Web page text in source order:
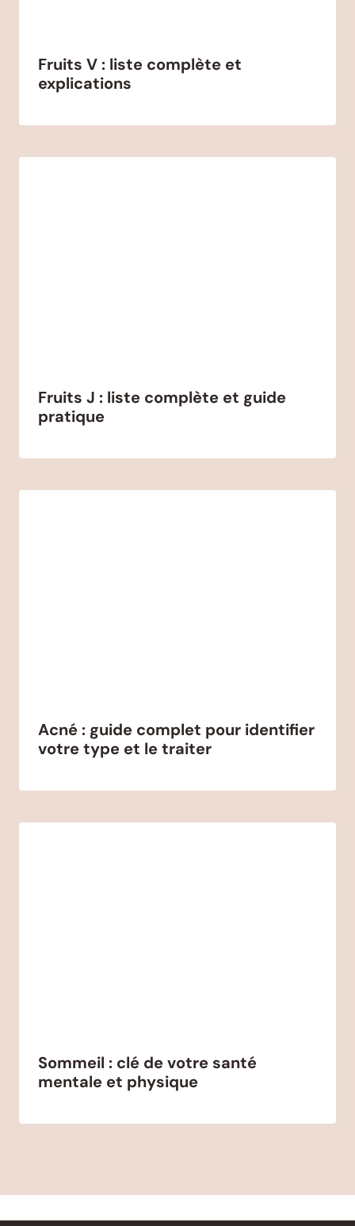
Fruits V : liste complète et
explications
Fruits J : liste complète et guide
pratique
Acné : guide complet pour identifier
votre type et le traiter
Sommeil : clé de votre santé
mentale et physique